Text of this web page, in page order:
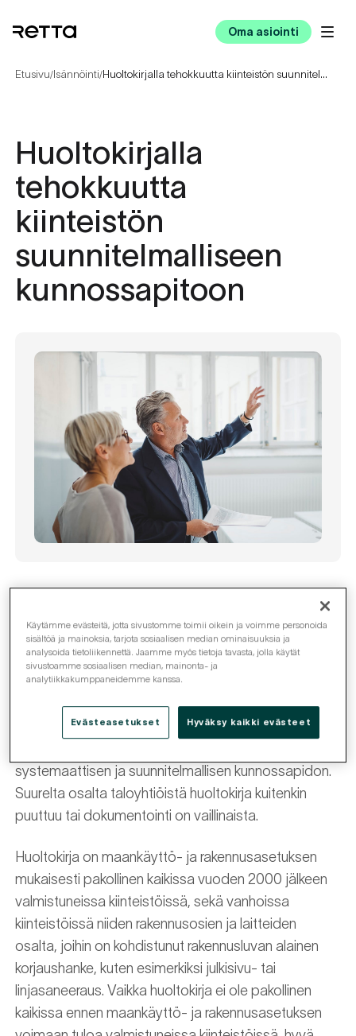
Oma asiointi
Etusivu/Isännöinti/ Huoltokirjalla tehokkuutta kiinteistön suunnitelmalliseen kunnossapitoon
Huoltokirjalla
tehokkuutta
kiinteistön
suunnitelmalliseen
kunnossapitoon
Taloyhtiön hallituksen ja isännöitsijän keskeisenä
tehtävänä on kiinteistön kunnossapidosta
huolehtiminen sekä kiinteistön arvon säilyttäminen.
systemaattisen ja suunnitelmallisen kunnossapidon.
Suurelta osalta taloyhtiöistä huoltokirja kuitenkin
puuttuu tai dokumentointi on vaillinaista.
Huoltokirja on maankäyttö- ja rakennusasetuksen
mukaisesti pakollinen kaikissa vuoden 2000 jälkeen
valmistuneissa kiinteistöissä, sekä vanhoissa
kiinteistöissä niiden rakennusosien ja laitteiden
osalta, joihin on kohdistunut rakennusluvan alainen
korjaushanke, kuten esimerkiksi julkisivu- tai
linjasaneeraus. Vaikka huoltokirja ei ole pakollinen
kaikissa ennen maankäyttö- ja rakennusasetuksen
Käytämme evästeitä, jotta sivustomme toimii oikein ja voimme personoida
sisältöä ja mainoksia, tarjota sosiaalisen median ominaisuuksia ja
analysoida tietoliikennettä. Jaamme myös tietoja tavasta, jolla käytät
sivustoamme sosiaalisen median, mainonta- ja
analytiikkakumppaneidemme kanssa.
Evästeasetukset Hyväksy kaikki evästeet